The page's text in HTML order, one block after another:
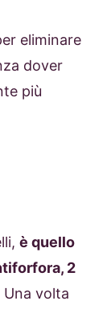
eliminare
dover
più
è quello
2
Una volta